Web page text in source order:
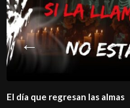
El día que regresan las almas